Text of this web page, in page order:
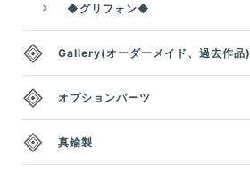
◆グリフォン◆
Gallery(オーダーメイド、過去作品)
オプションパーツ
真鍮製